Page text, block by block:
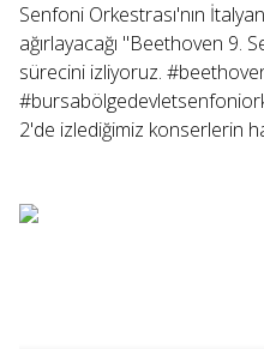
Senfoni Orkestrası'nın
ağırlayacağı "Beethoven 9.
sürecini izliyoruz.
2'de izlediğimiz konserlerin